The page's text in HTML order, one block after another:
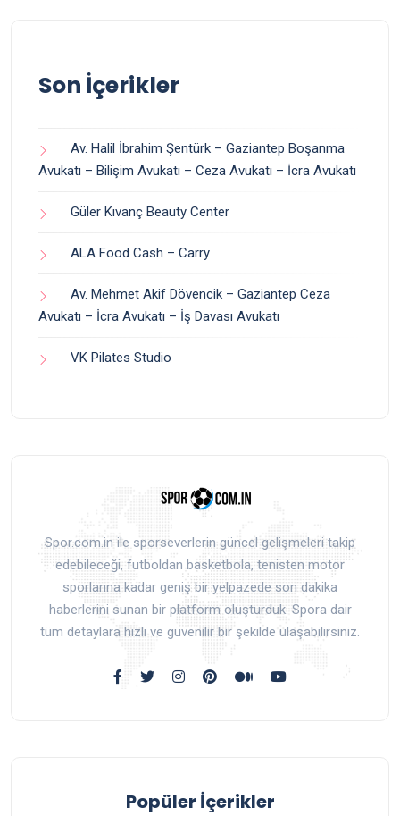
Son İçerikler
Av. Halil İbrahim Şentürk – Gaziantep Boşanma
Avukatı – Bilişim Avukatı – Ceza Avukatı – İcra Avukatı
Güler Kıvanç Beauty Center
ALA Food Cash – Carry
Av. Mehmet Akif Dövencik – Gaziantep Ceza
Avukatı – İcra Avukatı – İş Davası Avukatı
VK Pilates Studio
Spor.com.in ile sporseverlerin güncel gelişmeleri takip
edebileceği, futboldan basketbola, tenisten motor
sporlarına kadar geniş bir yelpazede son dakika
haberlerini sunan bir platform oluşturduk. Spora dair
tüm detaylara hızlı ve güvenilir bir şekilde ulaşabilirsiniz.
Popüler İçerikler